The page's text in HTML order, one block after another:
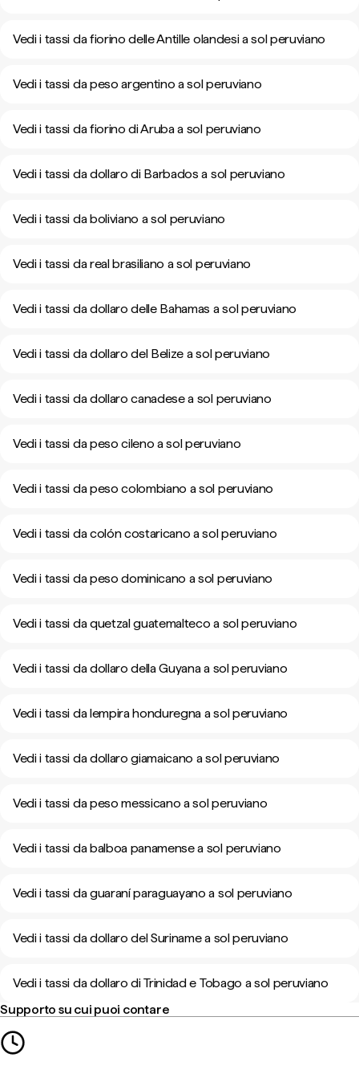
Vedi i tassi da fiorino delle Antille olandesi a sol peruviano
Vedi i tassi da peso argentino a sol peruviano
Vedi i tassi da fiorino di Aruba a sol peruviano
Vedi i tassi da dollaro di Barbados a sol peruviano
Vedi i tassi da boliviano a sol peruviano
Vedi i tassi da real brasiliano a sol peruviano
Vedi i tassi da dollaro delle Bahamas a sol peruviano
Vedi i tassi da dollaro del Belize a sol peruviano
Vedi i tassi da dollaro canadese a sol peruviano
Vedi i tassi da peso cileno a sol peruviano
Vedi i tassi da peso colombiano a sol peruviano
Vedi i tassi da colón costaricano a sol peruviano
Vedi i tassi da peso dominicano a sol peruviano
Vedi i tassi da quetzal guatemalteco a sol peruviano
Vedi i tassi da dollaro della Guyana a sol peruviano
Vedi i tassi da lempira honduregna a sol peruviano
Vedi i tassi da dollaro giamaicano a sol peruviano
Vedi i tassi da peso messicano a sol peruviano
Vedi i tassi da balboa panamense a sol peruviano
Vedi i tassi da guaraní paraguayano a sol peruviano
Vedi i tassi da dollaro del Suriname a sol peruviano
Vedi i tassi da dollaro di Trinidad e Tobago a sol peruviano
Supporto su cui puoi contare